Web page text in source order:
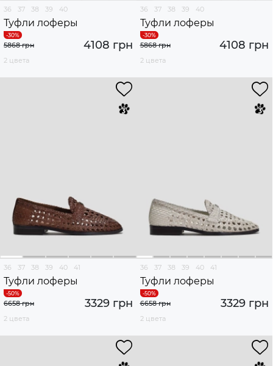
36 37 38 39 40
Туфли лоферы
4108 грн
5868 грн
2 цвета
36 37 38 39 40
Туфли лоферы
4108 грн
5868 грн
2 цвета
36 37 38 39 40 41
Туфли лоферы
3329 грн
6658 грн
2 цвета
36 37 38 39 40 41
Туфли лоферы
3329 грн
6658 грн
2 цвета